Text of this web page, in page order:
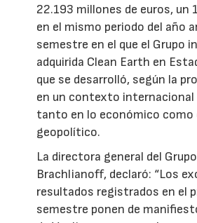
22.193 millones de euros, un
en el mismo periodo del año
semestre en el que el Grupo
adquirida Clean Earth en
que se desarrolló, según la
en un contexto internacional
tanto en lo económico como
geopolítico.
La directora general del
Brachlianoff, declaró: “Los
resultados registrados en el
semestre ponen de